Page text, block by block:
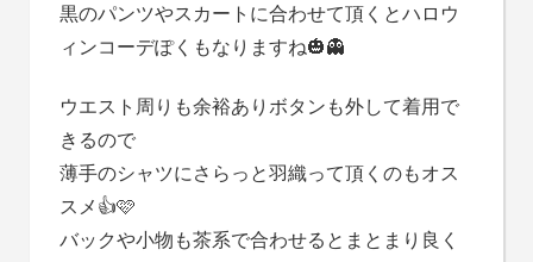
黒のパンツやスカートに合わせて頂くとハロウ
ィンコーデぽくもなりますね🎃👻
ウエスト周りも余裕ありボタンも外して着用で
きるので
薄手のシャツにさらっと羽織って頂くのもオス
スメ👍🩷
バックや小物も茶系で合わせるとまとまり良く